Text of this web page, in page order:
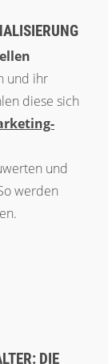
und ihr
diese sich
und
werden
DIE